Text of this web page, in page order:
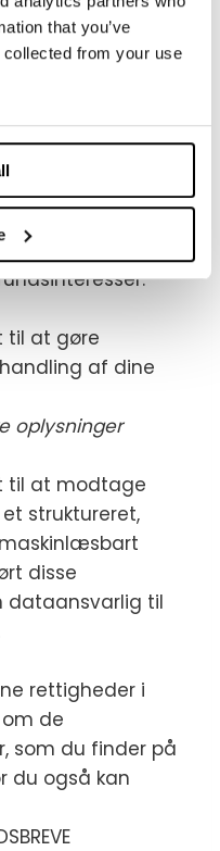
that you’ve
collected from your use
behandling
til at få
må vi fremover
– bortset fra
eller for at
beskytte en
til at gøre
af dine
oplysninger
til at modtage
struktureret,
disse
dataansvarlig til
rettigheder i
de
som du finder på
du også kan